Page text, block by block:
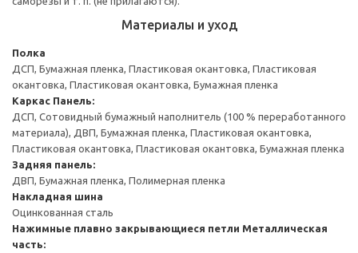
Материалы и уход
Полка
ДСП, Бумажная пленка, Пластиковая окантовка, Пластиковая
окантовка, Пластиковая окантовка, Бумажная пленка
Каркас Панель:
ДСП, Сотовидный бумажный наполнитель (100 % переработанного
материала), ДВП, Бумажная пленка, Пластиковая окантовка,
Пластиковая окантовка, Пластиковая окантовка, Бумажная пленка
Задняя панель:
ДВП, Бумажная пленка, Полимерная пленка
Накладная шина
Оцинкованная сталь
Нажимные плавно закрывающиеся петли Металлическая
часть: